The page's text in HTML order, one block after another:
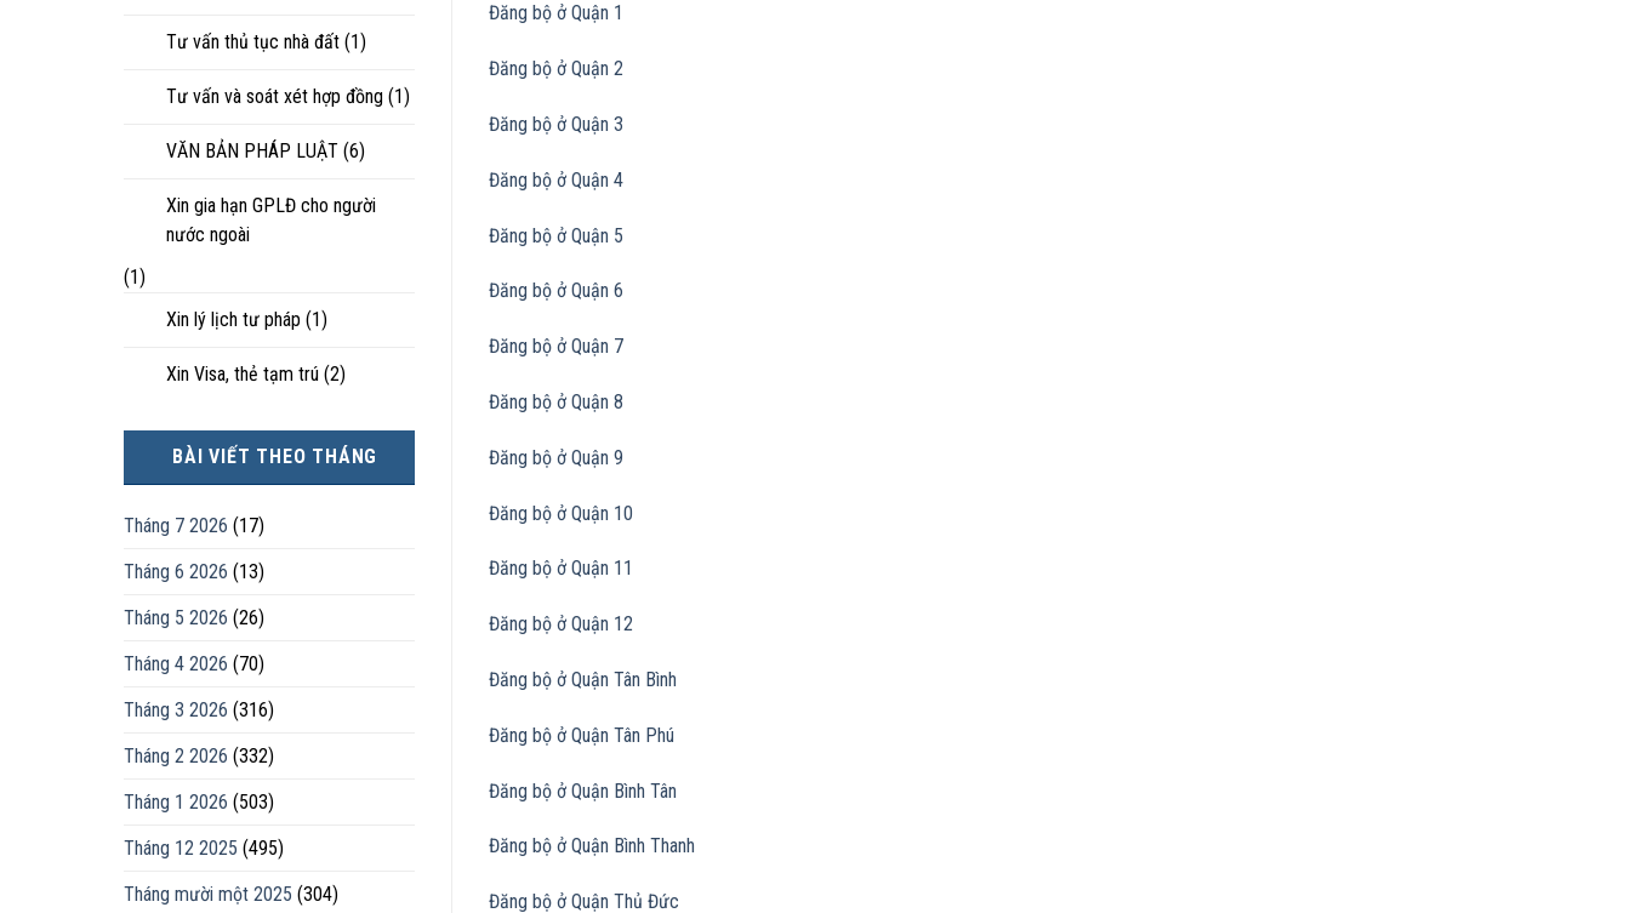
Tư vấn thủ tục nhà đất (1)
Tư vấn và soát xét hợp đồng (1)
VĂN BẢN PHÁP LUẬT (6)
Xin gia hạn GPLĐ cho người
nước ngoài
(1)
Xin lý lịch tư pháp (1)
Xin Visa, thẻ tạm trú (2)
BÀI VIẾT THEO THÁNG
Tháng 7 2026 (17)
Tháng 6 2026 (13)
Tháng 5 2026 (26)
Tháng 4 2026 (70)
Tháng 3 2026 (316)
Tháng 2 2026 (332)
Tháng 1 2026 (503)
Tháng 12 2025 (495)
Tháng mười một 2025 (304)
Đăng bộ ở Quận 1
Đăng bộ ở Quận 2
Đăng bộ ở Quận 3
Đăng bộ ở Quận 4
Đăng bộ ở Quận 5
Đăng bộ ở Quận 6
Đăng bộ ở Quận 7
Đăng bộ ở Quận 8
Đăng bộ ở Quận 9
Đăng bộ ở Quận 10
Đăng bộ ở Quận 11
Đăng bộ ở Quận 12
Đăng bộ ở Quận Tân Bình
Đăng bộ ở Quận Tân Phú
Đăng bộ ở Quận Bình Tân
Đăng bộ ở Quận Bình Thanh
Đăng bộ ở Quận Thủ Đức